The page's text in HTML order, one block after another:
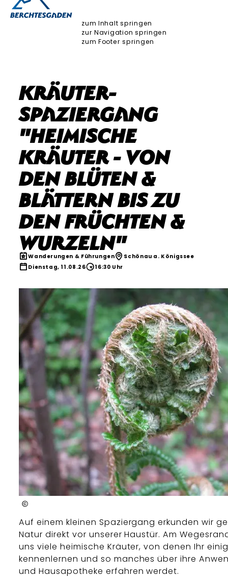
zum Inhalt springen
zur Navigation springen
zum Footer springen
Kräuter-
Spaziergang
"Heimische
Kräuter - von
den Blüten &
Blättern bis zu
den Früchten &
Wurzeln"
Wanderungen & Führungen
Schönau a. Königssee
Dienstag, 11.08.26
16:30 Uhr
Evi Hajek
Auf einem kleinen Spaziergang erkunden wir
Natur direkt vor unserer Haustür. Am
uns viele heimische Kräuter, von denen Ihr
kennenlernen und so manches über ihre
und Hausapotheke erfahren werdet.